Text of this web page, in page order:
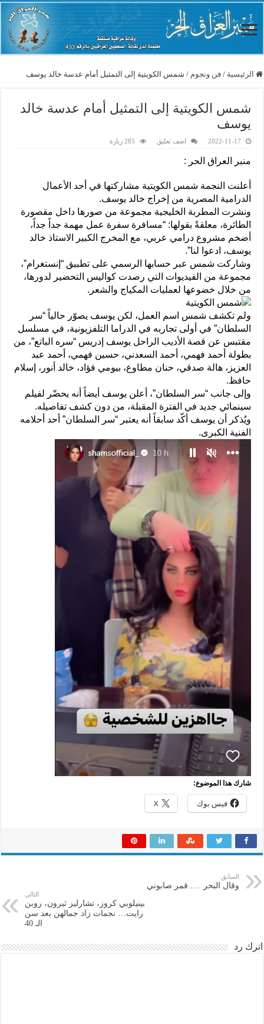
الرئيسية / فن ونجوم / شمس الكويتية إلى التمثيل أمام عدسة خالد يوسف
شمس الكويتية إلى التمثيل أمام عدسة خالد
يوسف
2022-11-17 اضف تعليق 285 زيارة
منبر العراق الحر :
أعلنت النجمة شمس الكويتية مشاركتها في أحد الأعمال
الدرامية المصرية من إخراج خالد يوسف.
ونشرت المطربة الخليجية مجموعة من صورها داخل مقصورة
الطائرة، معلقةً بقولها: “مسافرة سفرة عمل مهمة جداً جداً،
أضخم مشروع درامي عربي، مع المخرج الكبير الاستاذ خالد
يوسف، ادعوا لنا”.
وشاركت شمس عبر حسابها الرسمي على تطبيق “إنستغرام”،
مجموعة من الفيديوات التي رصدت كواليس التحضير لدورها،
من خلال خضوعها لعمليات المكياج والشعر.
ولم تكشف شمس اسم العمل، لكن يوسف يصوّر حالياً “سر
السلطان” في أولى تجاربه في الدراما التلفزيونية، في مسلسل
مقتبس عن قصة الأديب الراحل يوسف إدريس “سره الباتع”، من
بطولة أحمد فهمي، أحمد السعدني، حسين فهمي، أحمد عبد
العزيز، هالة صدقي، حنان مطاوع، بيومي فؤاد، خالد أنور، إسلام
حافظ.
وإلى جانب “سر السلطان”، أعلن يوسف أيضاً أنه يحضّر لفيلم
سينمائي جديد في الفترة المقبلة، من دون كشف تفاصيله.
ويُذكر أن يوسف أكّد سابقاً أنه يعتبر “سر السلطان” أحد أحلامه
الفنية الكبرى.
شارك هذا الموضوع:
فيس بوك X
السابق
وقال البحر …..قمر صابوني
التالي
بينيلوبي كروز، تشارليز ثيرون، روبن
رايت… نجمات زاد جمالهن بعد سن
الـ 40
اترك رد